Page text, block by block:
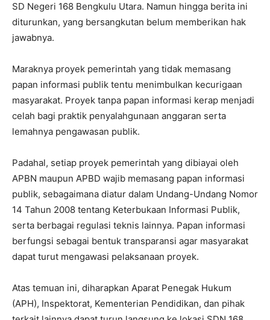
SD Negeri 168 Bengkulu Utara. Namun hingga berita ini
diturunkan, yang bersangkutan belum memberikan hak
jawabnya.
Maraknya proyek pemerintah yang tidak memasang
papan informasi publik tentu menimbulkan kecurigaan
masyarakat. Proyek tanpa papan informasi kerap menjadi
celah bagi praktik penyalahgunaan anggaran serta
lemahnya pengawasan publik.
Padahal, setiap proyek pemerintah yang dibiayai oleh
APBN maupun APBD wajib memasang papan informasi
publik, sebagaimana diatur dalam Undang-Undang Nomor
14 Tahun 2008 tentang Keterbukaan Informasi Publik,
serta berbagai regulasi teknis lainnya. Papan informasi
berfungsi sebagai bentuk transparansi agar masyarakat
dapat turut mengawasi pelaksanaan proyek.
Atas temuan ini, diharapkan Aparat Penegak Hukum
(APH), Inspektorat, Kementerian Pendidikan, dan pihak